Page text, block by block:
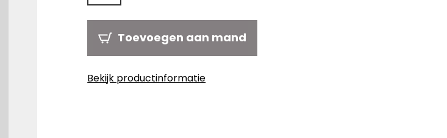
Toevoegen aan mand
Bekijk productinformatie